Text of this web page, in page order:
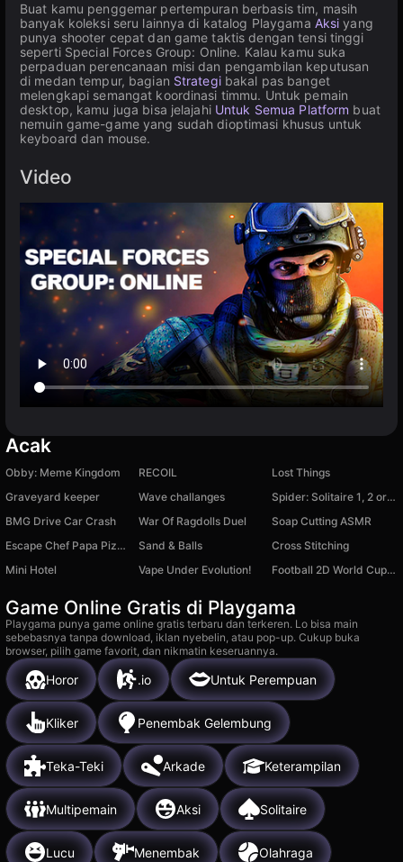
Buat kamu penggemar pertempuran berbasis tim, masih
banyak koleksi seru lainnya di katalog Playgama Aksi yang
punya shooter cepat dan game taktis dengan tensi tinggi
seperti Special Forces Group: Online. Kalau kamu suka
perpaduan perencanaan misi dan pengambilan keputusan
di medan tempur, bagian Strategibakal pas banget
melengkapi semangat koordinasi timmu. Untuk pemain
desktop, kamu juga bisa jelajahi Untuk Semua Platform buat
nemuin game-game yang sudah dioptimasi khusus untuk
keyboard dan mouse.
Video
Acak
Obby: Meme Kingdom RECOIL
Lost Things
Graveyard keeper
Wave challanges
Spider: Solitaire 1, 2 or 4 suits for free
BMG Drive Car Crash
War Of Ragdolls Duel
Soap Cutting ASMR
Escape Chef Papa Pizzeria Obby
Sand & Balls
Cross Stitching
Mini Hotel
Vape Under Evolution! Football 2D World Cup 2026
Game Online Gratis di Playgama
Playgama punya game online gratis terbaru dan terkeren. Lo bisa main
sebebasnya tanpa download, iklan nyebelin, atau pop-up. Cukup buka
browser, pilih game favorit, dan nikmatin keseruannya.
Horor .io Untuk Perempuan
Kliker Penembak Gelembung
Teka-Teki Arkade Keterampilan
Multipemain Aksi Solitaire
Lucu Menembak Olahraga